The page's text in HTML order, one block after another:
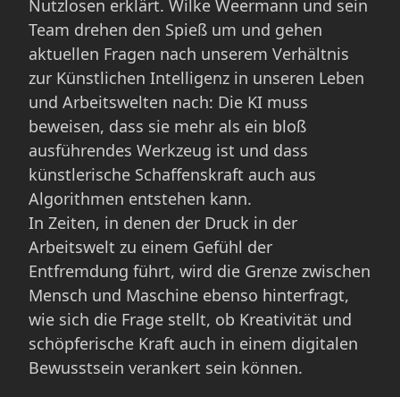
Nutzlosen erklärt. Wilke Weermann und sein
Team drehen den Spieß um und gehen
aktuellen Fragen nach unserem Verhältnis
zur Künstlichen Intelligenz in unseren Leben
und Arbeitswelten nach: Die KI muss
beweisen, dass sie mehr als ein bloß
ausführendes Werkzeug ist und dass
künstlerische Schaffenskraft auch aus
Algorithmen entstehen kann.
In Zeiten, in denen der Druck in der
Arbeitswelt zu einem Gefühl der
Entfremdung führt, wird die Grenze zwischen
Mensch und Maschine ebenso hinterfragt,
wie sich die Frage stellt, ob Kreativität und
schöpferische Kraft auch in einem digitalen
Bewusstsein verankert sein können.